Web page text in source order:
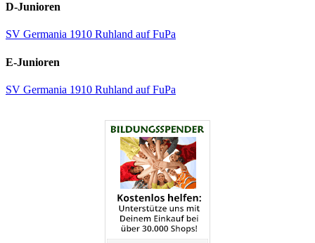
D-Junioren
SV Germania 1910 Ruhland auf FuPa
E-Junioren
SV Germania 1910 Ruhland auf FuPa